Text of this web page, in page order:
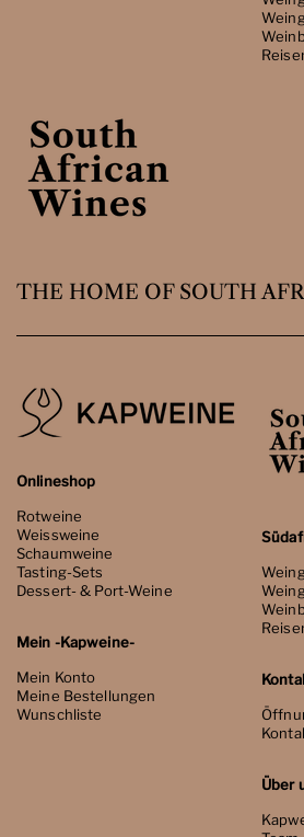
THE HOME OF SOUTH
Onlineshop
Rotweine
Weissweine
Schaumweine
Tasting-Sets
Dessert- & Port-Weine
Mein -Kapweine-
Mein Konto
Meine Bestellungen
Wunschliste
Über